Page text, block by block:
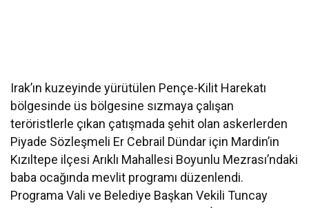
Irak’ın kuzeyinde yürütülen Pençe-Kilit Harekatı
bölgesinde üs bölgesine sızmaya çalışan
teröristlerle çıkan çatışmada şehit olan askerlerden
Piyade Sözleşmeli Er Cebrail Dündar için Mardin’in
Kızıltepe ilçesi Arıklı Mahallesi Boyunlu Mezrası’ndaki
baba ocağında mevlit programı düzenlendi.
Programa Vali ve Belediye Başkan Vekili Tuncay